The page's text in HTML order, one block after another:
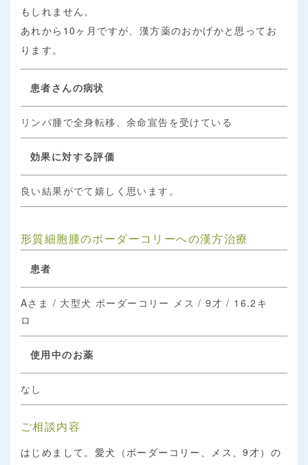
もしれません。
あれから10ヶ月ですが、漢方薬のおかげかと思ってお
ります。
患者さんの病状
リンパ腫で全身転移、余命宣告を受けている
効果に対する評価
良い結果がでて嬉しく思います。
形質細胞腫のボーダーコリーへの漢方治療
患者
Aさま / 大型犬 ボーダーコリー メス / 9才 / 16.2キ
ロ
使用中のお薬
なし
ご相談内容
はじめまして。愛犬（ボーダーコリー、メス、9才）の